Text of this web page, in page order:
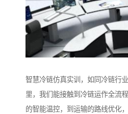
智慧冷链仿真实训，如同冷链行
里，我们能接触到冷链运作全流
的智能温控，到运输的路线优化